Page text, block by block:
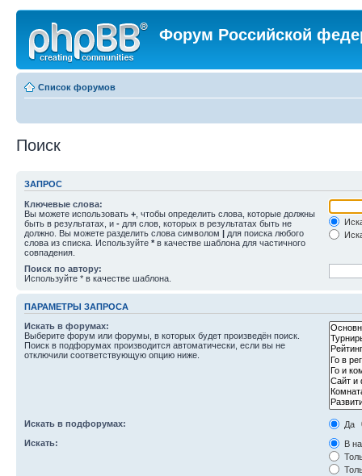
Форум Российской
Список форумов
Поиск
ЗАПРОС
Ключевые слова:
Вы можете использовать + , чтобы определить слова, которые должны
быть в результатах, и - для слов, которых в результатах быть не
должно. Вы можете разделить слова символом | для поиска любого
слова из списка. Используйте * в качестве шаблона для частичного
совпадения.
Поиск по автору:
Используйте * в качестве шаблона.
ПАРАМЕТРЫ ЗАПРОСА
Искать в форумах:
Выберите форум или форумы, в которых будет произведён поиск.
Поиск в подфорумах производится автоматически, если вы не
отключили соответствующую опцию ниже.
Искать в подфорумах:
Да
Искать:
В